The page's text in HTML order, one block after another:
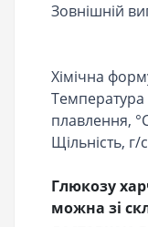
Зовнішній
Хімічна
Температура
плавлення,
Щільність, г/
Глюкозу
можна зі